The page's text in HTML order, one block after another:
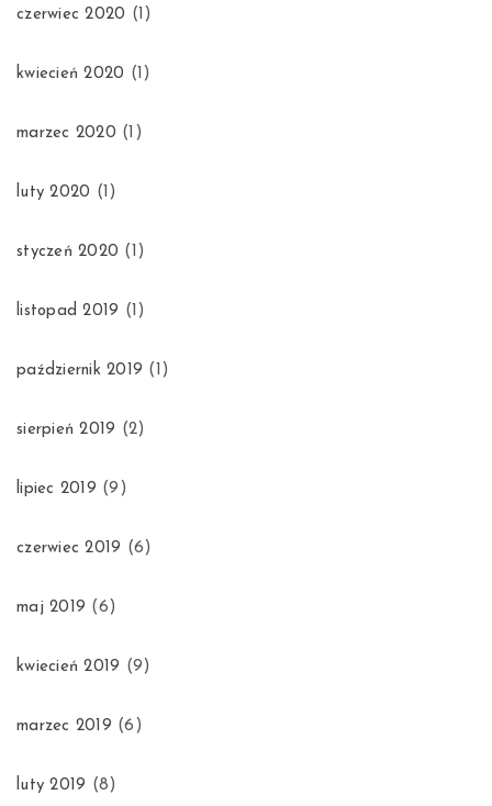
czerwiec 2020 (1)
kwiecień 2020 (1)
marzec 2020 (1)
luty 2020 (1)
styczeń 2020 (1)
listopad 2019 (1)
październik 2019 (1)
sierpień 2019 (2)
lipiec 2019 (9)
czerwiec 2019 (6)
maj 2019 (6)
kwiecień 2019 (9)
marzec 2019 (6)
luty 2019 (8)